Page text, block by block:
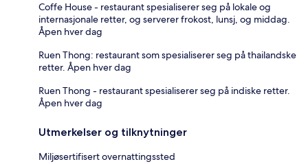
Coffe House - restaurant spesialiserer seg på lokale og
internasjonale retter, og serverer frokost, lunsj, og middag.
Åpen hver dag
Ruen Thong: restaurant som spesialiserer seg på thailandske
retter. Åpen hver dag
Ruen Thong - restaurant spesialiserer seg på indiske retter.
Åpen hver dag
Utmerkelser og tilknytninger
Miljøsertifisert overnattingssted